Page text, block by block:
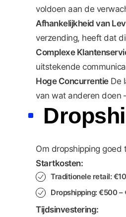
voldoen aan de
Afhankelijkheid van
verzending, heeft dat
Complexe
uitstekende
Hoge ConcurrentieDe
van wat anderen doen
Om dropshipping goed
Startkosten:
Traditionele retail:
Dropshipping: €500
Tijdsinvestering: